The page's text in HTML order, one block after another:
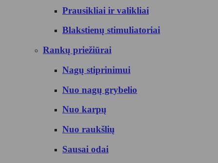
Prausikliai ir valikliai
Blakstienų stimuliatoriai
Rankų priežiūrai
Nagų stiprinimui
Nuo nagų grybelio
Nuo karpų
Nuo raukšlių
Sausai odai